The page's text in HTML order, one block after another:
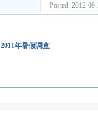
Posted: 2012-
2011年暑假调查